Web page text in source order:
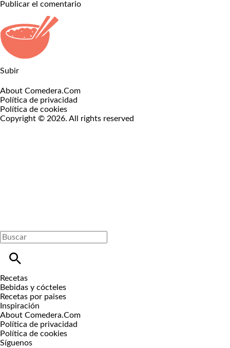
Subir
About Comedera.Com
Política de privacidad
Política de cookies
Copyright © 2026. All rights reserved
Recetas
Bebidas y cócteles
Recetas por paises
Inspiración
About Comedera.Com
Política de privacidad
Política de cookies
Síguenos